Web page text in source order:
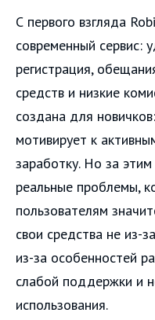
С первого взгляда
современный сервис:
регистрация,
средств и низкие
создана для
мотивирует к
заработку. Но за
реальные проблемы,
пользователям
свои средства не из-
из-за особенностей
слабой поддержки и
использования.